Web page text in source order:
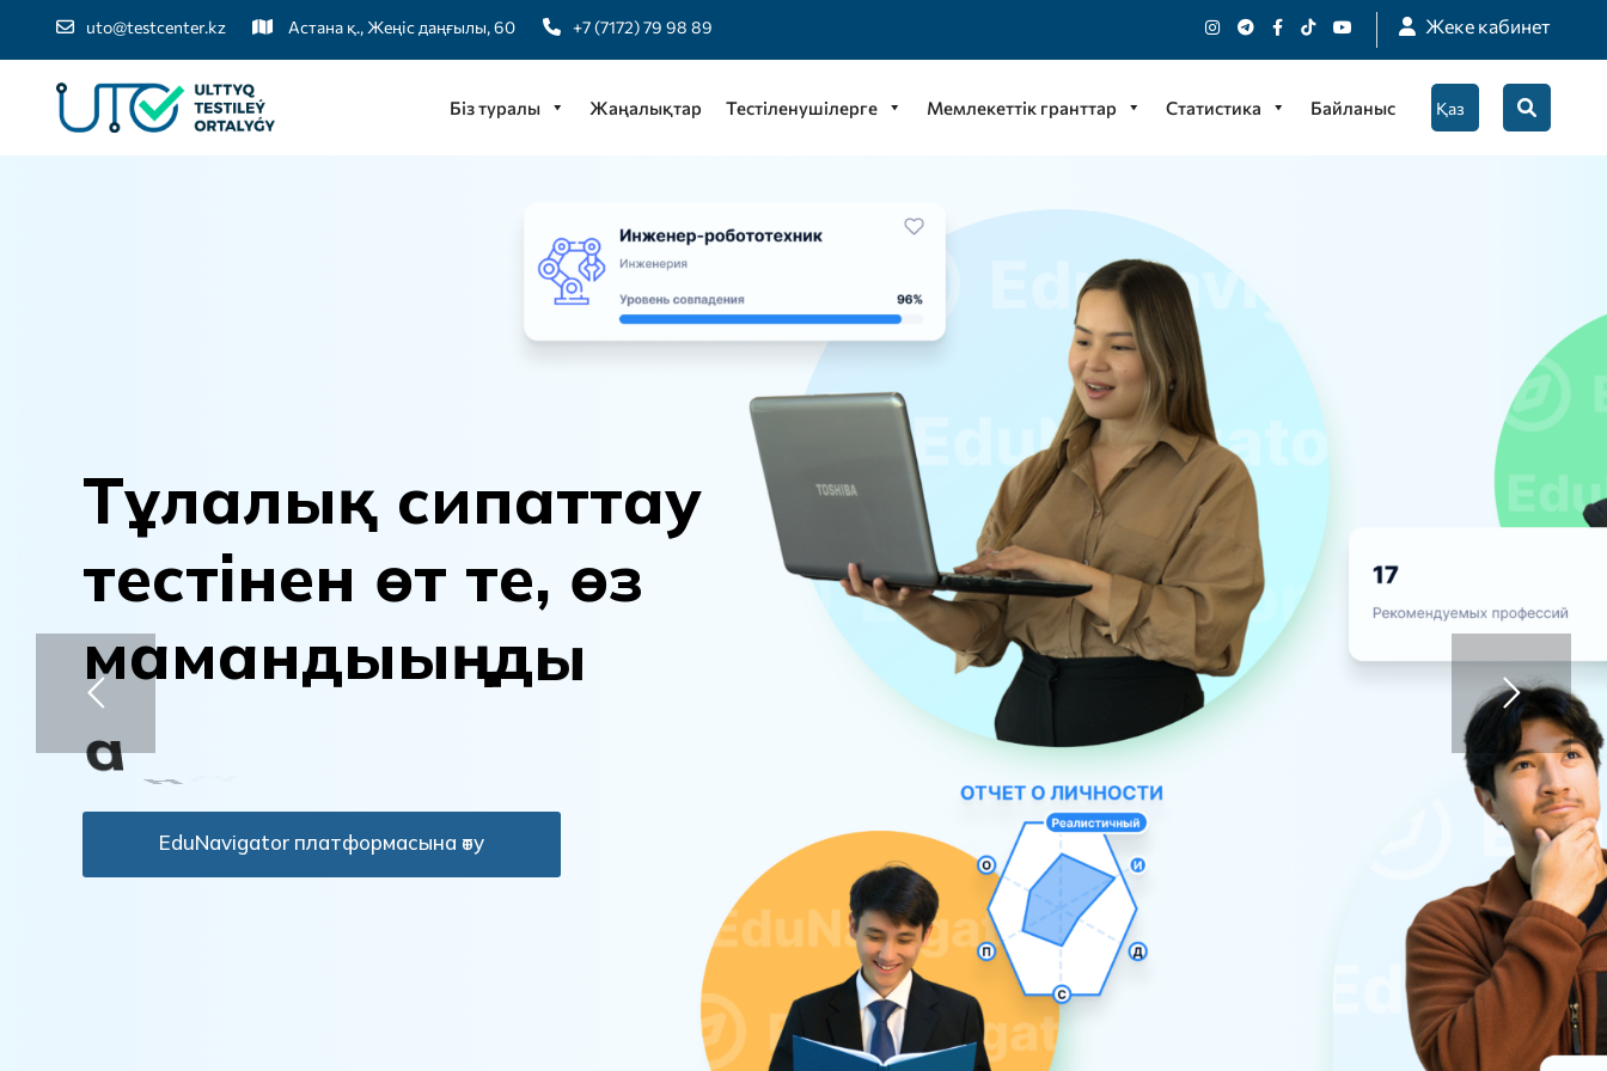
uto@testcenter.kz Астана қ., Жеңіс даңғылы, 60 +7 (7172) 79 98 89 Жеке кабинет
Біз туралы Жаңалықтар Тестіленушілерге Мемлекеттік гранттар Статистика Байланыс
Тұлалық сипаттау
тестінен өт те, өз
мамандыыңды
ан
EduNavigator платформасына өту